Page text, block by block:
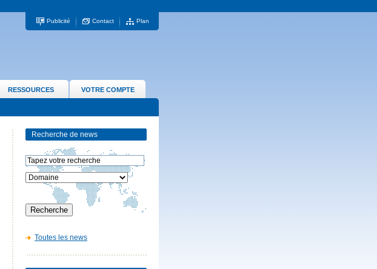
Publicité Contact Plan
RESSOURCES VOTRE COMPTE
Recherche de news
Toutes les news